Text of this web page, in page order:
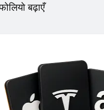
बढ़ाएँ